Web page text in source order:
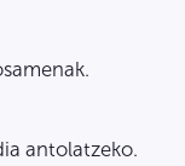
antolatzeko.